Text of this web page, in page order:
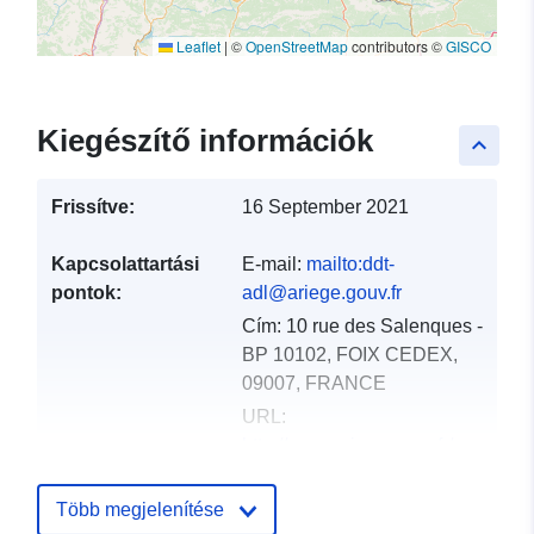
Leaflet | ©OpenStreetMapcontributors ©GISCO
keyboard_arrow_up
Kiegészítő információk
Frissítve: 16 September 2021
Kapcsolattartási
pontok:
E-mail: mailto:ddt-
adl@ariege.gouv.fr
Cím: 10 rue des Salenques -
BP 10102, FOIX CEDEX,
09007, FRANCE
URL:
Katalógus-
Hozzáadva a data.europa.eu-hoz:
Több megjelenítése